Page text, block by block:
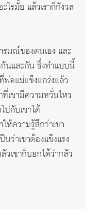
ไรมั้ย แล้วเราก็กังวล
รมณ์ของตนเอง และ
นและกัน ซึ่งทำแบบนี้
อแม่แข็งแกร่งแล้ว
ที่เขามีความหวั่นไหว
ปกับเขาได้
ห้ความรู้สึกว่าเขา
ว่าเขาต้องแข็งแรง
วเขาก็บอกได้ว่ากลัว